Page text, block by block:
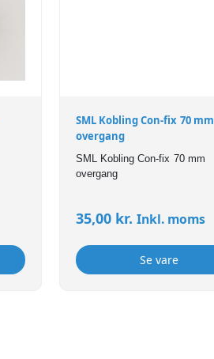
SML Kobling Con-fix 70 mm
overgang
SML Kobling Con-fix 70 mm
overgang
35,00 kr. Inkl. moms
Se vare